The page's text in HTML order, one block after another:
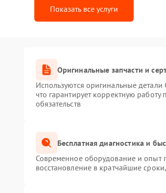
Показать все услуги
Оригинальные запчасти и
Используются оригинальные
что гарантирует корректную
обязательств
Бесплатная диагностика и
Современное оборудование и опыт
восстановление в кратчайшие